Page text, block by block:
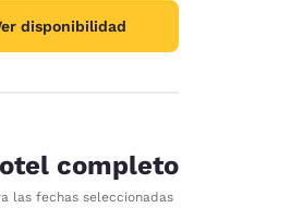
disponibilidad
completo
las fechas seleccionadas